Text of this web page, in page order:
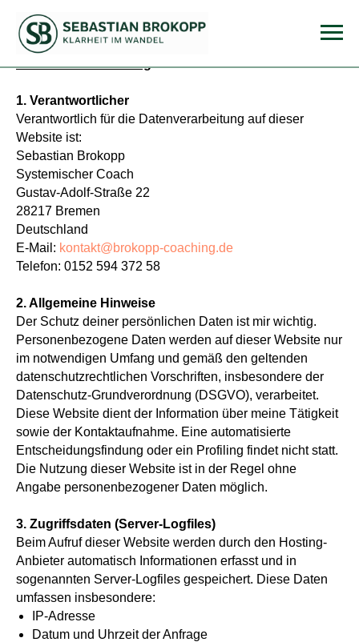
Datenschutzerklärung
1. Verantwortlicher
Verantwortlich für die Datenverarbeitung auf dieser
Website ist:
Sebastian Brokopp
Systemischer Coach
Gustav-Adolf-Straße 22
28217 Bremen
Deutschland
E-Mail: kontakt@brokopp-coaching.de
Telefon: 0152 594 372 58
2. Allgemeine Hinweise
Der Schutz deiner persönlichen Daten ist mir wichtig.
Personenbezogene Daten werden auf dieser Website nur
im notwendigen Umfang und gemäß den geltenden
datenschutzrechtlichen Vorschriften, insbesondere der
Datenschutz-Grundverordnung (DSGVO), verarbeitet.
Diese Website dient der Information über meine Tätigkeit
sowie der Kontaktaufnahme. Eine automatisierte
Entscheidungsfindung oder ein Profiling findet nicht statt.
Die Nutzung dieser Website ist in der Regel ohne
Angabe personenbezogener Daten möglich.
3. Zugriffsdaten (Server-Logfiles)
Beim Aufruf dieser Website werden durch den Hosting-
Anbieter automatisch Informationen erfasst und in
sogenannten Server-Logfiles gespeichert. Diese Daten
umfassen insbesondere:
IP-Adresse
Datum und Uhrzeit der Anfrage